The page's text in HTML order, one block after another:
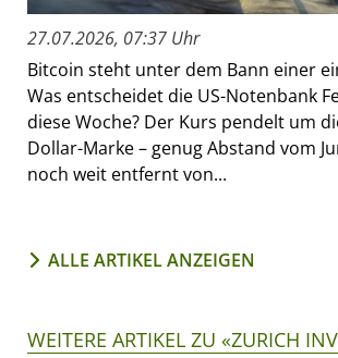
27.07.2026, 07:37 Uhr
Bitcoin steht unter dem Bann einer
Was entscheidet die US-Notenbank
diese Woche? Der Kurs pendelt um
Dollar-Marke – genug Abstand vom
noch weit entfernt von...
ALLE ARTIKEL ANZEIGEN
WEITERE ARTIKEL ZU «ZURICH